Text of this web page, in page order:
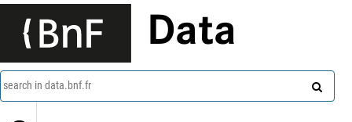
Data
search in data.bnf.fr